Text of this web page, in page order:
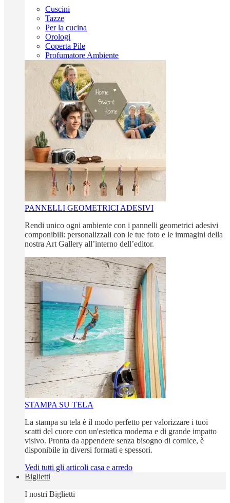
Cuscini
Tazze
Per la cucina
Orologi
Coperta Pile
Profumatore Ambiente
PANNELLI GEOMETRICI ADESIVI
Rendi unico ogni ambiente con i pannelli geometrici adesivi
componibili: personalizzali con le tue foto e le immagini della
nostra Art Gallery all’interno dell’editor.
STAMPA SU TELA
La stampa su tela è il modo perfetto per valorizzare i tuoi
scatti del cuore con un'estetica moderna e di grande impatto
visivo. Pronta da appendere senza bisogno di cornice, è
disponibile in diversi formati e spessori.
Vedi tutti gli articoli casa e arredo
Biglietti
I nostri Biglietti